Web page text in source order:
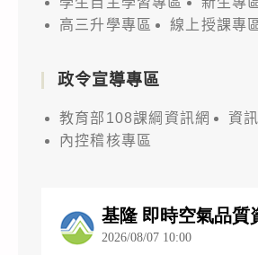
高三升學專區
線上授課專
政令宣導專區
教育部108課綱資訊網
資
內控稽核專區